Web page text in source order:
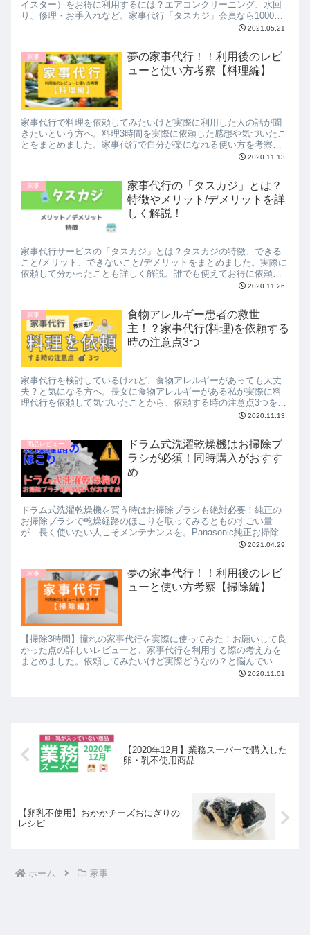
イスター）をお得に利用するには？エアコンクリーニング、水回
り、修理・お手入れなど。家事代行「タスカジ」会員なら1000円
オフクーポンあり！ユアマイスターでお掃除したら、タスカジで
2021.05.21
家事
夢の家事代行！！利用後のレビ
ューと使い方考察【料理編】
家事代行で料理を依頼してみたいけど実際に利用した人の話が聞
きたいという方へ。料理3時間を実際に依頼した感想や気づいたこ
とをまとめました。家事代行で自分が楽になれる使い方を考察。
私が実際に利用した、費用が安くおすすめのサイトもご紹介！
2020.11.13
家事
家事代行の「タスカジ」とは？
特徴やメリット/デメリットを詳
しく解説！
家事代行サービスの「タスカジ」とは？タスカジの特徴、できる
こと/メリット、できないこと/デメリットをまとめました。実際に
依頼して分かったことも詳しく解説。誰でも使えてお得に依頼で
2020.11.26
家事
食物アレルギー患者の救世
主！？家事代行(料理)を依頼する
時の注意点3つ
家事代行を検討しているけれど、食物アレルギーがあっても大丈
夫？と気になる方へ。長女に食物アレルギーがある私が実際に料
理代行を依頼して気づいたことから、依頼する時の注意点3つをま
とめました。アレルギーで食事作りが大変な人に読んで欲しい記
2020.11.13
商品レビュー
ドラム式洗濯乾燥機はお掃除ブ
ラシが必須！同時購入がおすす
め
ドラム式洗濯乾燥機を買う時はお掃除ブラシも絶対必要！純正の
お掃除ブラシで乾燥経路のほこりを取ってみるとものすごい量
が…長く使いたい人こそメンテナンスを。Panasonic純正お掃除ブ
ラシAXW22R-9DA0、ドラム式洗濯乾燥機VXシリーズをご紹介。
2021.04.29
家事
夢の家事代行！！利用後のレビ
ューと使い方考察【掃除編】
【掃除3時間】憧れの家事代行を実際に使ってみた！お願いして良
かった点の詳しいレビューと、家事代行を利用する際の考え方を
まとめました。依頼してみたいけど実際どうなの？と悩んでいる
方に。タスカジ初回スポット利用が1000円オフになるコードも紹
2020.11.01
【2020年12月】業務スーパーで購入した
卵・乳不使用商品
【卵乳不使用】おかかチーズおにぎりの
レシピ
ホーム 家事